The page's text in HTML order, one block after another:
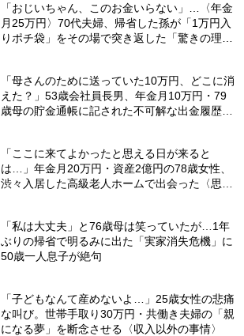
「おじいちゃん、このお金いらない」…〈年金
月25万円〉70代夫婦、帰省した孫が「1万円入
りポチ袋」をその場で突き返した「驚きの理
「母さんのために送っていた10万円、どこに消
えた？」53歳会社員長男、年金月10万円・79
歳母の貯金通帳に記された不可解な出金履歴に
「ここに来てよかったと思える日が来ると
は…」年金月20万円・資産2億円の78歳女性、
渋々入居した高級老人ホームで出会った〈思わ
「私は大丈夫」と76歳母は笑っていたが…1年
ぶりの帰省で明るみに出た「実家消失危機」に
50歳一人息子が絶句
「子どもなんて産めないよ…」25歳女性の悲痛
な叫び。世帯手取り30万円・共働き夫婦の「親
になる夢」を断念させる〈収入以外の事情〉